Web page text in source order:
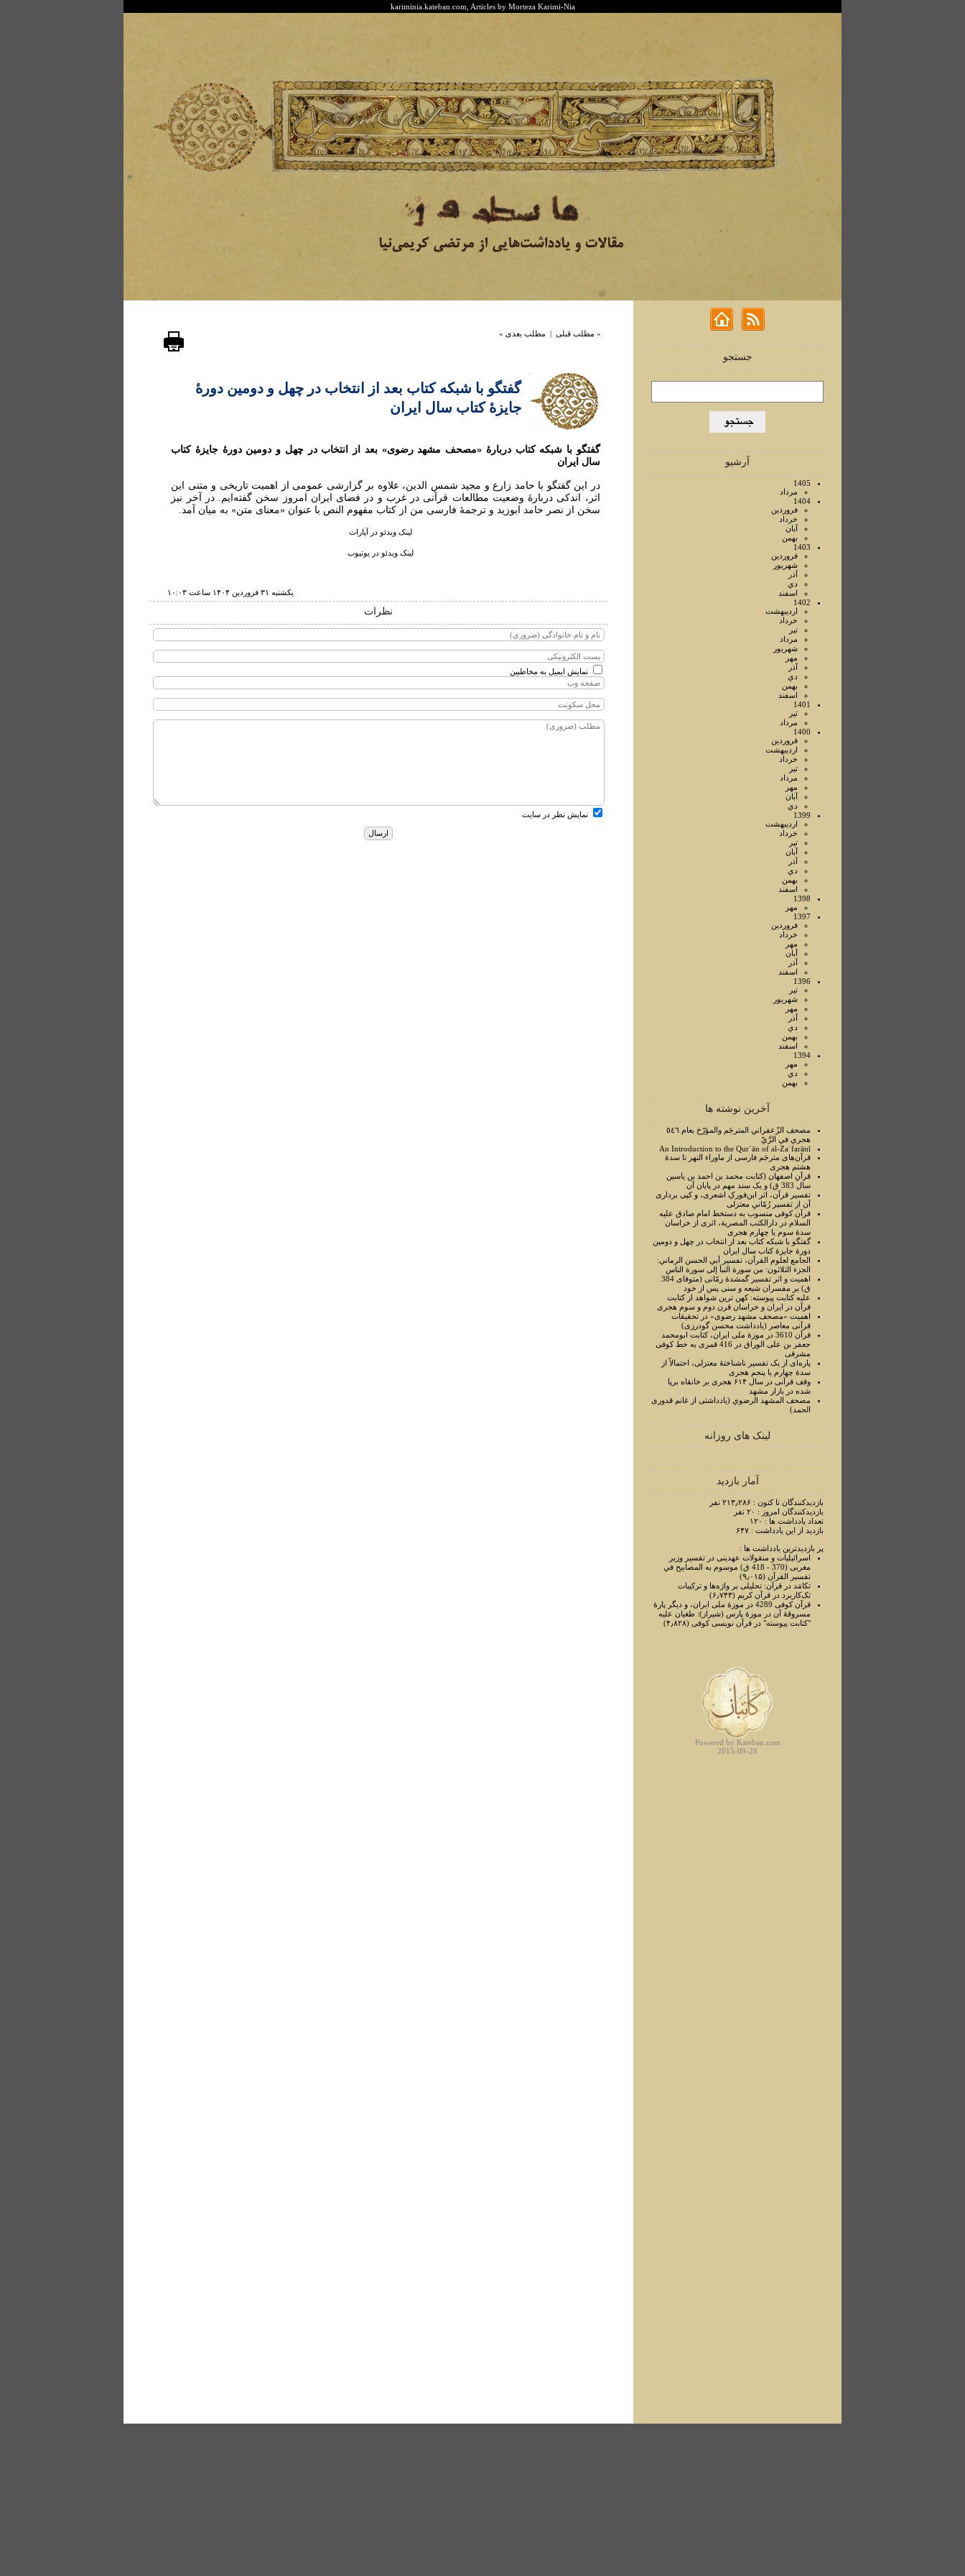
kariminia.kateban.com, Articles by Morteza Karimi-Nia
جستجو
آرشیو
1405
مرداد
1404
فروردين
خرداد
آبان
بهمن
1403
فروردين
شهريور
آذر
دي
اسفند
1402
ارديبهشت
خرداد
تير
مرداد
شهريور
مهر
آذر
دي
بهمن
اسفند
1401
تير
مرداد
1400
فروردين
ارديبهشت
خرداد
تير
مرداد
مهر
آبان
دي
1399
ارديبهشت
خرداد
تير
آبان
آذر
دي
بهمن
اسفند
1398
مهر
1397
فروردين
خرداد
مهر
آبان
آذر
اسفند
1396
تير
شهريور
مهر
آذر
دي
بهمن
اسفند
1394
مهر
دي
بهمن
آخرین نوشته ها
مصحف الزّعفراني المترجَم والمؤرّخ بعام ٥٤٦
هجري في الرَّيّ
An Introduction to the Qurʾān of al-Zaʿfarānī
قرآن‌های مترجَم فارسی از ماوراء النهر تا سدۀ
هشتم هجری
قرآنِ اصفهان (کتابت محمد بن احمد بن یاسین
سال 383 ق) و یک سند مهم در پایان آن
تفسیر قرآن، اثر ابن‌فورکِ اشعری، و کپی برداری
آن از تفسیر رُمّانیِ معتزلی
قرآن کوفی منسوب به دستخط امام صادق علیه
السلام در دارالکتب المصرية، اثری از خراسان
سدۀ سوم یا چهارم هجری
گفتگو با شبکه کتاب بعد از انتخاب در چهل و دومین
دورۀ جایزۀ کتاب سال ایران
الجامع لعلوم القرآن، تفسير أبي الحسن الرماني:
الجزء الثلاثون: من سورة النبأ إلی سورة الناس
اهمیت و اثر تفسیر گمشدۀ رمّانی (متوفای 384
ق) بر مفسران شیعه و سنی پس از خود
علیه کتابت پیوسته: کهن ترین شواهد از کتابت
قرآن در ایران و خراسان قرن دوم و سوم هجری
اهمیت «مصحف مشهد رضوی» در تحقیقات
قرآنی معاصر (یادداشت محسن گودرزی)
قرآن 3610 در موزۀ ملی ایران، کتابت ابومحمد
جعفر بن علی الوراق در 416 قمری به خط کوفی
مشرقی
پاره‌ای از یک تفسیر ناشناختۀ معتزلی، احتمالاً از
سدۀ چهارم یا پنجم هجری
وقف قرآنی در سال ۶۱۴ هجری بر خانقاه برپا
شده در بازار مشهد
مصحف المشهد الرضوي (یادداشتی از غانم قدوری
الحمد)
لینک های روزانه
آمار بازدید
بازدیدکنندگان تا کنون : ۲۱۳٫۲۸۶ نفر
بازدیدکنندگان امروز : ۲۰ نفر
تعداد یادداشت ها : ۱۲۰
بازدید از این یادداشت : ۶۴۷
پر بازدیدترین یادداشت ها :
اسرائیلیات و منقولات عهدینی در تفسیر وزیر
مغربی (370 - 418 ق) موسوم به المصابیح في
تفسیر القرآن (۹٫۰۱۵)
تکامَد در قرآن: تحلیلی بر واژه‌ها و ترکیبات
تک‌کاربرد در قرآن کریم (۶٫۷۴۳)
قرآن کوفی 4289 در موزۀ ملی ایران، و دیگر پارۀ
مسروقۀ آن در موزۀ پارس (شیراز): طغیان علیه
"کتابت پیوسته" در قرآن نویسی کوفی (۴٫۸۲۸)
Powered by Kateban.com
2015-09-28
« مطلب قبلی | مطلب بعدی »
گفتگو با شبکه کتاب بعد از انتخاب در چهل و دومین دورۀ
جایزۀ کتاب سال ایران
گفتگو با شبکه کتاب دربارۀ «مصحف مشهد رضوی» بعد از انتخاب در چهل و دومین دورۀ جایزۀ کتاب
سال ایران
در این گفتگو با حامد زارع و مجید شمس الدین، علاوه بر گزارشی عمومی از اهمیت تاریخی و متنی این
اثر، اندکی دربارۀ وضعیت مطالعات قرآنی در غرب و در فضای ایران امروز سخن گفته‌ایم. در آخر نیز
سخن از نصر حامد ابوزید و ترجمۀ فارسی من از کتاب مفهوم النص با عنوان «معنای متن» به میان آمد.
لینک ویدئو در آپارات
لینک ویدئو در یوتیوب
يكشنبه ۳۱ فروردين ۱۴۰۴ ساعت ۱۰:۰۳
نظرات
نمایش ایمیل به مخاطبین
نمایش نظر در سایت